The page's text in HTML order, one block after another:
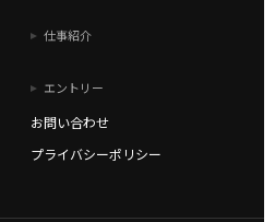
仕事紹介
エントリー
お問い合わせ
プライバシーポリシー